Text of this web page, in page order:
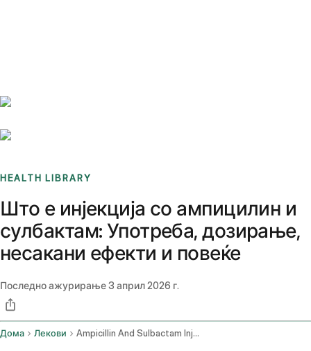
HEALTH LIBRARY
Што е инјекција со ампицилин и
сулбактам: Употреба, дозирање,
несакани ефекти и повеќе
Последно ажурирање3 април 2026 г.
Дома Лекови Ampicillin And Sulbactam Injection Route